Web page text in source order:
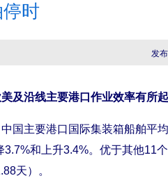
时
发
沿线主要港口作业效率有所起
主要港口国际集装箱船舶平
和上升3.4%。优于其他11
天）。